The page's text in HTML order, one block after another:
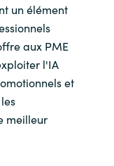
un élément
aux PME
l'IA
et
meilleur